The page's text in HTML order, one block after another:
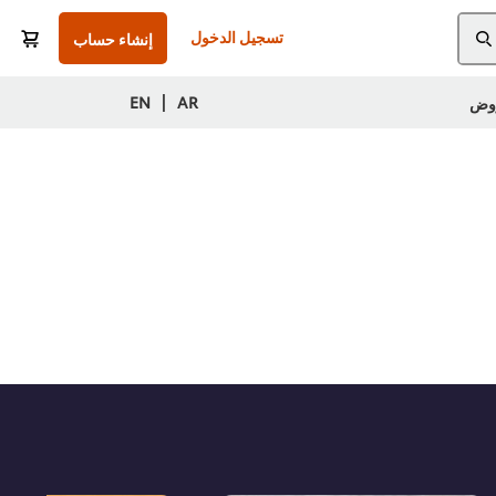
تسجيل الدخول إنشاء حساب
AR
|
EN